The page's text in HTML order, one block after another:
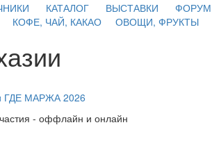
КАТАЛОГ ВЫСТАВКИ ФОРУМ
КОФЕ, ЧАЙ, КАКАО ОВОЩИ, ФРУКТЫ
ГДЕ МАРЖА 2026
- оффлайн и онлайн